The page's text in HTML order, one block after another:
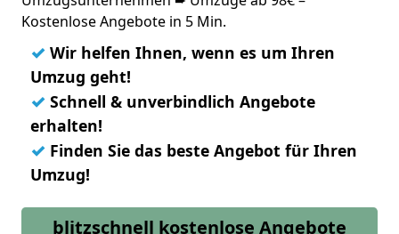
Kostenlose Angebote in 5 Min.
✓ Wir helfen Ihnen, wenn es um Ihren
Umzug geht!
✓ Schnell & unverbindlich Angebote
erhalten!
✓ Finden Sie das beste Angebot für Ihren
Umzug!
blitzschnell kostenlose Angebote